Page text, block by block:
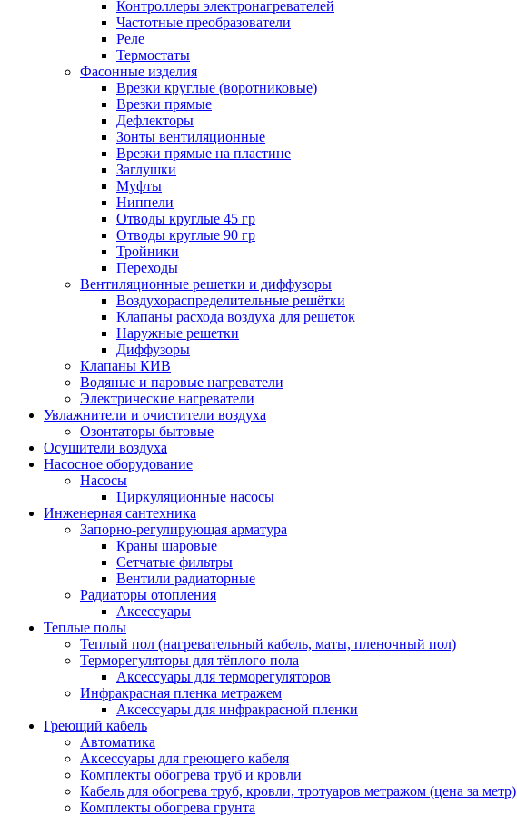
Контроллеры электронагревателей
Частотные преобразователи
Реле
Термостаты
Фасонные изделия
Врезки круглые (воротниковые)
Врезки прямые
Дефлекторы
Зонты вентиляционные
Врезки прямые на пластине
Заглушки
Муфты
Ниппели
Отводы круглые 45 гр
Отводы круглые 90 гр
Тройники
Переходы
Вентиляционные решетки и диффузоры
Воздухораспределительные решётки
Клапаны расхода воздуха для решеток
Наружные решетки
Диффузоры
Клапаны КИВ
Водяные и паровые нагреватели
Электрические нагреватели
Увлажнители и очистители воздуха
Озонтаторы бытовые
Осушители воздуха
Насосное оборудование
Насосы
Циркуляционные насосы
Инженерная сантехника
Запорно-регулирующая арматура
Краны шаровые
Сетчатые фильтры
Вентили радиаторные
Радиаторы отопления
Аксессуары
Теплые полы
Теплый пол (нагревательный кабель, маты, пленочный пол)
Терморегуляторы для тёплого пола
Аксессуары для терморегуляторов
Инфракрасная пленка метражем
Аксессуары для инфракрасной пленки
Греющий кабель
Автоматика
Аксессуары для греющего кабеля
Комплекты обогрева труб и кровли
Кабель для обогрева труб, кровли, тротуаров метражом (цена за метр)
Комплекты обогрева грунта